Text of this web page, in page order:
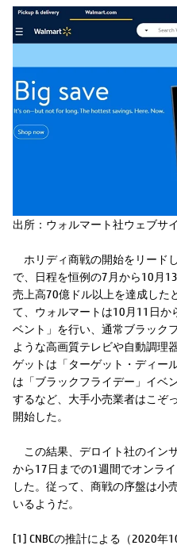
出所：ウォルマート社ウェブサ
ホリディ商戦の開始をリード
で、日程を恒例の7月から10月
売上高70億ドル以上を達成した
て、ウォルマートは10月11日か
ベント」を行い、通常ブラック
ような高画質テレビや自動調理
ゲットは「ターゲット・ディー
は「ブラックフライデー」イベ
するなど、大手小売業者はこぞ
開始した。
この結果、デロイト社のイン
から17日までの1週間でオンラ
した。従って、商戦の序盤は小
いるようだ。
[1] CNBCの推計による（2020年